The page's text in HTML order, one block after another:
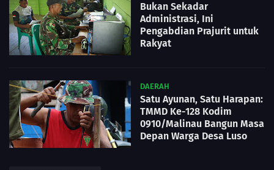
Bukan Sekadar
Administrasi, Ini
Pengabdian Prajurit untuk
Rakyat
DAERAH
Satu Ayunan, Satu Harapan:
TMMD Ke-128 Kodim
0910/Malinau Bangun Masa
Depan Warga Desa Luso